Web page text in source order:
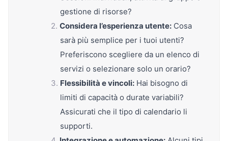
gestione di risorse?
Considera l’esperienza utente:Cosa
sarà più semplice per i tuoi utenti?
Preferiscono scegliere da un elenco di
servizi o selezionare solo un orario?
Flessibilità e vincoli:Hai bisogno di
limiti di capacità o durate variabili?
Assicurati che il tipo di calendario li
supporti.